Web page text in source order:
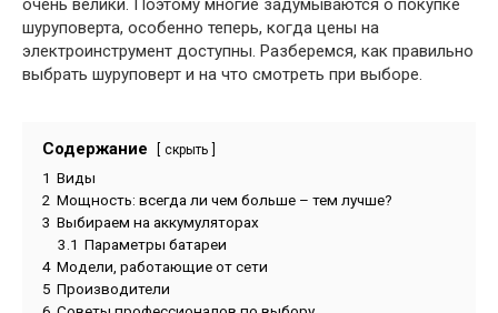
очень велики. Поэтому многие задумываются о покупке
шуруповерта, особенно теперь, когда цены на
электроинструмент доступны. Разберемся, как правильно
выбрать шуруповерт и на что смотреть при выборе.
Содержание скрыть
1 Виды
2 Мощность: всегда ли чем больше – тем лучше?
3 Выбираем на аккумуляторах
3.1 Параметры батареи
4 Модели, работающие от сети
5 Производители